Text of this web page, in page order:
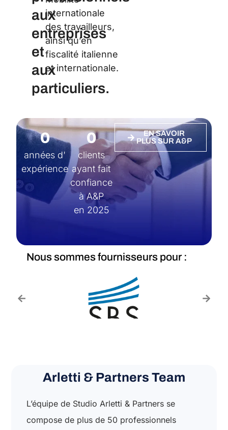
aux
entreprises
et
aux
particuliers.
internationale
des travailleurs,
ainsi qu’en
fiscalité italienne
et internationale.
années d'
expérience
0
clients
ayant fait
confiance
à A&P
en 2025
0
EN SAVOIR
PLUS SUR A&P
Nous sommes fournisseurs pour :
Arletti & Partners Team
L’équipe de Studio Arletti & Partners se
compose de plus de 50 professionnels